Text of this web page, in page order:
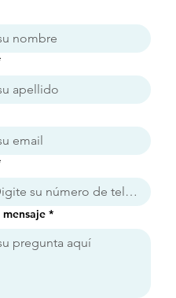
mensaje *